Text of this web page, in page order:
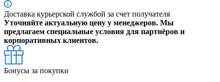
Доставка курьерской службой за счет получателя
Уточняйте актуальную цену у менеджеров. Мы
предлагаем специальные условия для партнёров и
корпоративных клиентов.
Бонусы за покупки